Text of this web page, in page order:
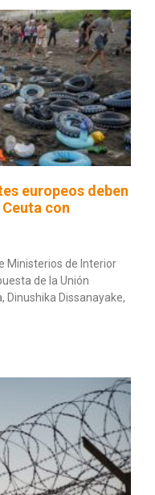
europeos deben
con
Ministerios de Interior
de la Unión
Dinushika Dissanayake,